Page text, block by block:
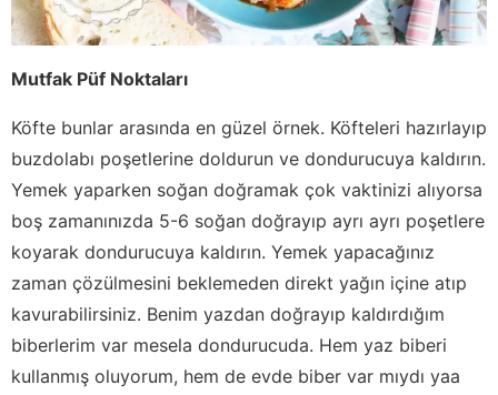
Mutfak Püf Noktaları
Köfte bunlar arasında en güzel örnek. Köfteleri hazırlayıp
buzdolabı poşetlerine doldurun ve dondurucuya kaldırın.
Yemek yaparken soğan doğramak çok vaktinizi alıyorsa
boş zamanınızda 5-6 soğan doğrayıp ayrı ayrı poşetlere
koyarak dondurucuya kaldırın. Yemek yapacağınız
zaman çözülmesini beklemeden direkt yağın içine atıp
kavurabilirsiniz. Benim yazdan doğrayıp kaldırdığım
biberlerim var mesela dondurucuda. Hem yaz biberi
kullanmış oluyorum, hem de evde biber var mıydı yaa